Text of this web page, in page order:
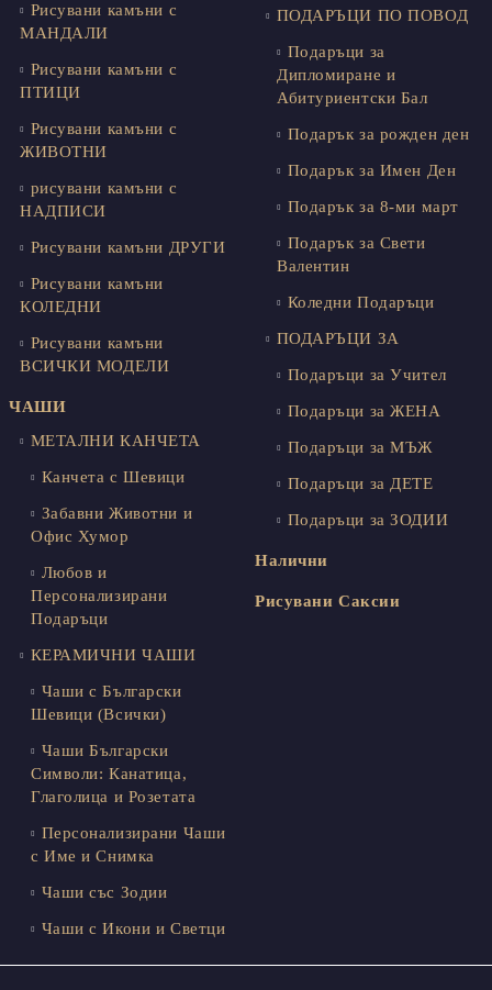
Рисувани камъни с
МАНДАЛИ
Рисувани камъни с
ПТИЦИ
Рисувани камъни с
ЖИВОТНИ
рисувани камъни с
НАДПИСИ
Рисувани камъни ДРУГИ
Рисувани камъни
КОЛЕДНИ
Рисувани камъни
ВСИЧКИ МОДЕЛИ
ЧАШИ
МЕТАЛНИ КАНЧЕТА
Канчета с Шевици
Забавни Животни и
Офис Хумор
Любов и
Персонализирани
Подаръци
КЕРАМИЧНИ ЧАШИ
Чаши с Български
Шевици (Всички)
Чаши Български
Символи: Канатица,
Глаголица и Розетата
Персонализирани Чаши
с Име и Снимка
Чаши със Зодии
Чаши с Икони и Светци
ПОДАРЪЦИ ПО ПОВОД
Подаръци за
Дипломиране и
Абитуриентски Бал
Подарък за рожден ден
Подарък за Имен Ден
Подарък за 8-ми март
Подарък за Свети
Валентин
Коледни Подаръци
ПОДАРЪЦИ ЗА
Подаръци за Учител
Подаръци за ЖЕНА
Подаръци за МЪЖ
Подаръци за ДЕТЕ
Подаръци за ЗОДИИ
Налични
Рисувани Саксии